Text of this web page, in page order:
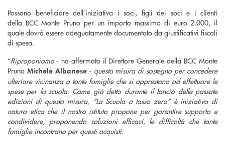
Possono beneficiare dell’iniziativa i soci, figli dei soci e i clienti
della BCC Monte Pruno per un importo massimo di euro 2.000, il
quale dovrà essere adeguatamente documentato da giustificativi fiscali
di spesa.
“Riproponiamo - ha affermato il Direttore Generale della BCC Monte
Pruno Michele Albanese- questa misura di sostegno per concedere
ulteriore vicinanza a tante famiglie che si apprestano ad effettuare le
spese per la scuola. Come già detto durante il lancio delle passate
edizioni di questa misura, “La Scuola a tasso zero” è iniziativa di
natura etica che il nostro istituto propone per garantire supporto e
condividere, proponendo soluzioni efficaci, le difficoltà che tante
famiglie incontrano per questi acquisti.